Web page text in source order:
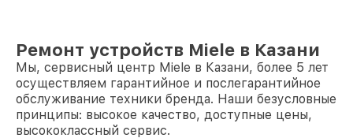
Ремонт устройств Miele в Казани
Мы, сервисный центр Miele в Казани, более 5 лет
осуществляем гарантийное и послегарантийное
обслуживание техники бренда. Наши безусловные
принципы: высокое качество, доступные цены,
высококлассный сервис.